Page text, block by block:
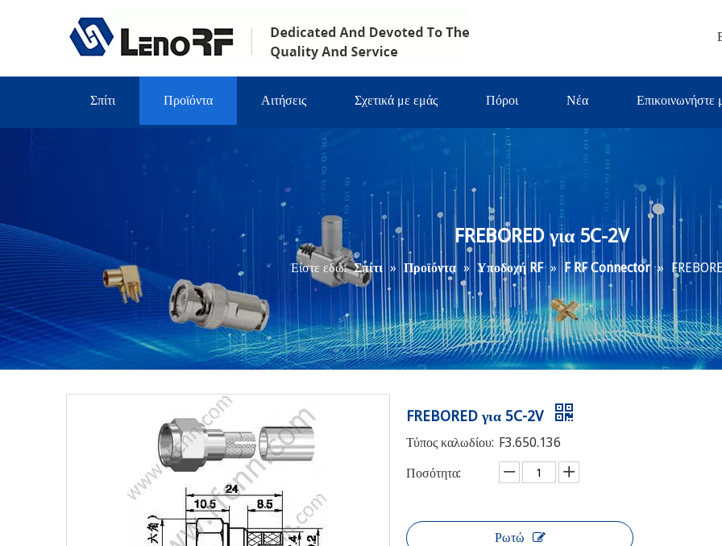
Σπίτι Προϊόντα Αιτήσεις Σχετικά με εμάς Πόροι Νέα Επικοινωνήστε
FREBORED για 5C-2V
Είστε εδώ: Σπίτι » Προϊόντα » Υποδοχή RF » F RF Connector »
FREBORED για 5C-2V
Τύπος καλωδίου: F3.650.136
Ποσότητα:
Ρωτώ